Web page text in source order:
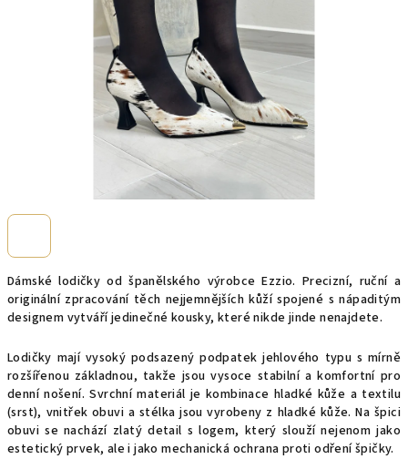
Dámské lodičky od španělského výrobce Ezzio. Precizní, ruční a
originální zpracování těch nejjemnějších kůží spojené s nápaditým
designem vytváří jedinečné kousky, které nikde jinde nenajdete.
Lodičky mají vysoký podsazený podpatek jehlového typu s mírně
rozšířenou základnou, takže jsou vysoce stabilní a komfortní pro
denní nošení. Svrchní materiál je kombinace hladké kůže a textilu
(srst), vnitřek obuvi a stélka jsou vyrobeny z hladké kůže. Na špici
obuvi se nachází zlatý detail s logem, který slouží nejenom jako
estetický prvek, ale i jako mechanická ochrana proti odření špičky.